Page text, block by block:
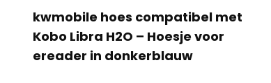
kwmobile hoes compatibel met
Kobo Libra H2O – Hoesje voor
ereader in donkerblauw